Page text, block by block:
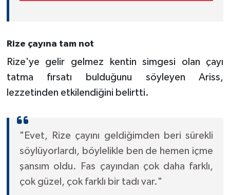
Rize çayına tam not
Rize'ye gelir gelmez kentin simgesi olan çayı
tatma fırsatı bulduğunu söyleyen Ariss,
lezzetinden etkilendiğini belirtti.
"Evet, Rize çayını geldiğimden beri sürekli
söylüyorlardı, böylelikle ben de hemen içme
şansım oldu. Fas çayından çok daha farklı,
çok güzel, çok farklı bir tadı var."